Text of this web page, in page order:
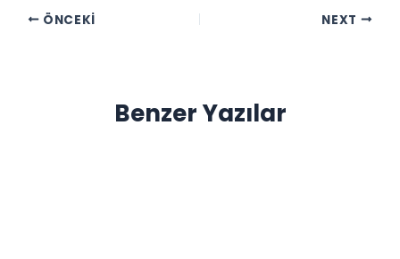
ÖNCEKI NEXT
Benzer Yazılar